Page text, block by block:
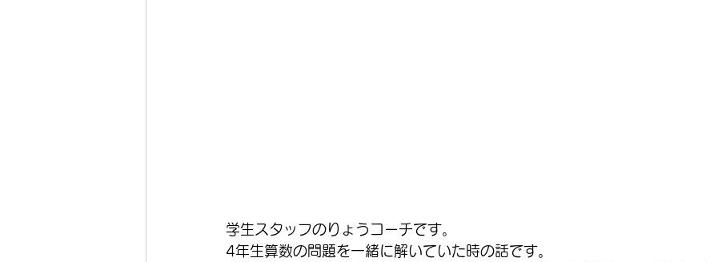
学生スタッフのりょうコーチです。
4年生算数の問題を一緒に解いていた時の話です。